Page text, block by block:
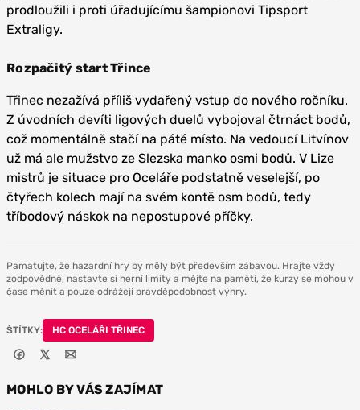
prodloužili i proti úřadujícímu šampionovi Tipsport
Extraligy.
Rozpačitý start Třince
Třinec nezažívá příliš vydařený vstup do nového ročníku.
Z úvodních devíti ligových duelů vybojoval čtrnáct bodů,
což momentálně stačí na páté místo. Na vedoucí Litvínov
už má ale mužstvo ze Slezska manko osmi bodů. V Lize
mistrů je situace pro Oceláře podstatně veselejší, po
čtyřech kolech mají na svém kontě osm bodů, tedy
tříbodový náskok na nepostupové příčky.
Pamatujte, že hazardní hry by měly být především zábavou. Hrajte vždy
zodpovědně, nastavte si herní limity a mějte na paměti, že kurzy se mohou v
čase měnit a pouze odrážejí pravděpodobnost výhry.
ŠTÍTKY: HC OCELÁŘI TŘINEC
MOHLO BY VÁS ZAJÍMAT